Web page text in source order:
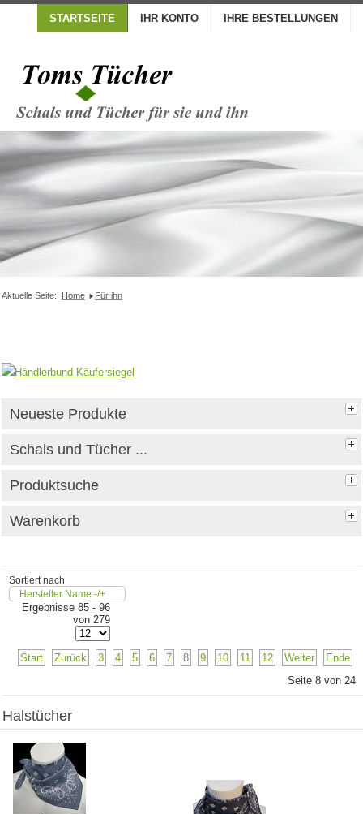
STARTSEITE IHR KONTO IHRE BESTELLUNGEN
Aktuelle Seite: Home Für ihn
Neueste Produkte
Schals und Tücher ...
Produktsuche
Warenkorb
Sortiert nach
Hersteller Name -/+
Ergebnisse 85 - 96
von 279
Start Zurück 3 4 5 6 7 8 9 10 11 12 Weiter
Ende
Seite 8 von 24
Halstücher